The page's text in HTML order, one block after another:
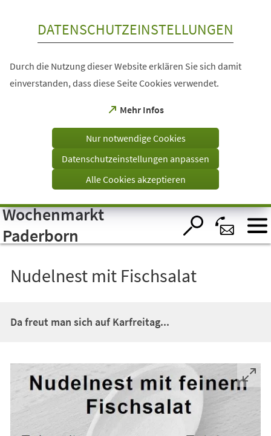
Visuelle
Assistenzsoftware
öffnen.
DATENSCHUTZEINSTELLUNGEN
Durch die Nutzung dieser Website erklären Sie sich damit
einverstanden, dass diese Seite Cookies verwendet.
Mehr Infos
(Öffnet
einem
Tab)
Nur notwendige Cookies
Datenschutzeinstellungen anpassen
Alle Cookies akzeptieren
Wochenmarkt
Paderborn
Nudelnest mit Fischsalat
Da freut man sich auf Karfreitag...